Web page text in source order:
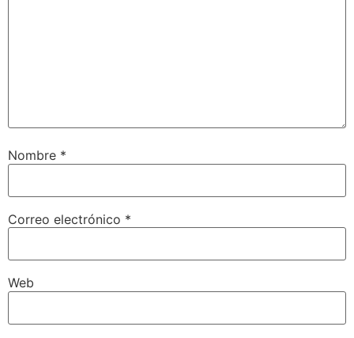
Nombre *
Correo electrónico *
Web